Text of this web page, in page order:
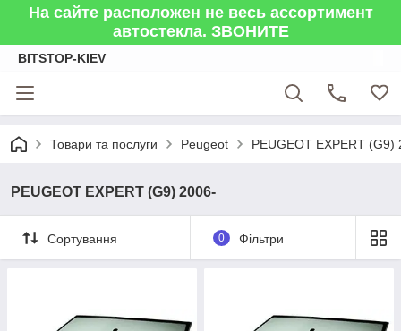
На сайте расположен не весь ассортимент
автостекла. ЗВОНИТЕ
BITSTOP-KIEV
Товари та послуги Peugeot PEUGEOT EXPERT (G9)
PEUGEOT EXPERT (G9) 2006-
Сортування 0 Фільтри